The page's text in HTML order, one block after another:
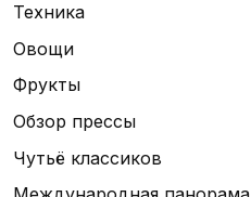
Техника
Овощи
Фрукты
Обзор прессы
Чутьё классиков